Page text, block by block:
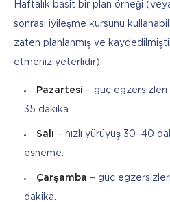
Haftalık basit bir plan örneği
sonrası iyileşme kursunu
zaten planlanmış ve
etmeniz yeterlidir):
Pazartesi – güç
35 dakika.
Salı – hızlı yürüyüş 30–40
esneme.
Çarşamba – güç
dakika.